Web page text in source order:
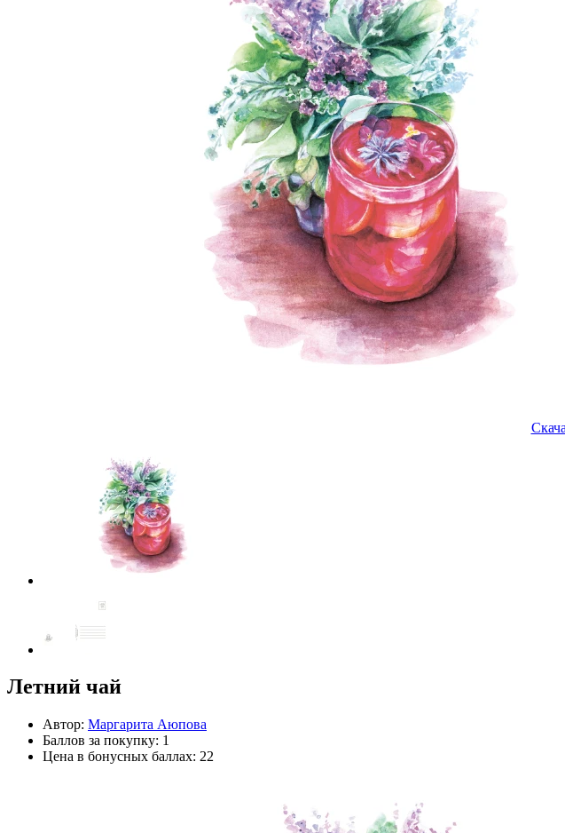
Летний чай
Автор: Маргарита Аюпова
Баллов за покупку: 1
Цена в бонусных баллах: 22